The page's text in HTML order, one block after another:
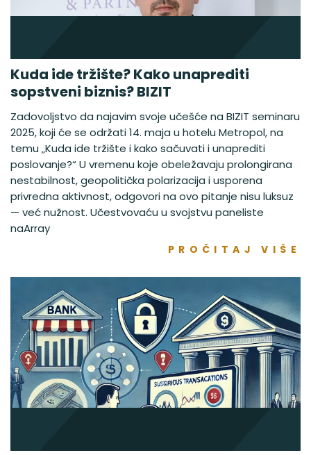
Kuda ide tržište? Kako unaprediti
sopstveni biznis? BIZIT
Zadovoljstvo da najavim svoje učešće na BIZIT seminaru
2025, koji će se održati 14. maja u hotelu Metropol, na
temu „Kuda ide tržište i kako sačuvati i unaprediti
poslovanje?“ U vremenu koje obeležavaju prolongirana
nestabilnost, geopolitička polarizacija i usporena
privredna aktivnost, odgovori na ovo pitanje nisu luksuz
— već nužnost. Učestvovaću u svojstvu paneliste
naArray
PROČITAJ VIŠE